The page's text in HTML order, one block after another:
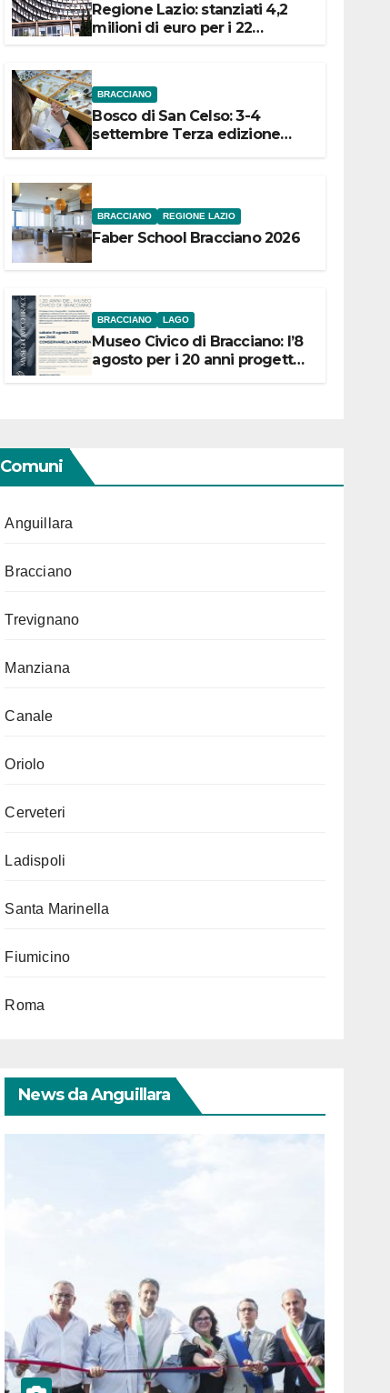
Regione Lazio: stanziati 4,2
milioni di euro per i 22
BRACCIANO
Bosco di San Celso: 3-4
settembre Terza edizione
BRACCIANO REGIONE LAZIO
Faber School Bracciano 2026
BRACCIANO LAGO
Museo Civico di Bracciano: l’8
agosto per i 20 anni progetto
Comuni
Anguillara
Bracciano
Trevignano
Manziana
Canale
Oriolo
Cerveteri
Ladispoli
Santa Marinella
Fiumicino
Roma
News da Anguillara